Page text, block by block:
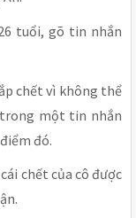
tuổi, gõ tin nhắn
chết vì không thể
một tin nhắn
đó.
chết của cô được